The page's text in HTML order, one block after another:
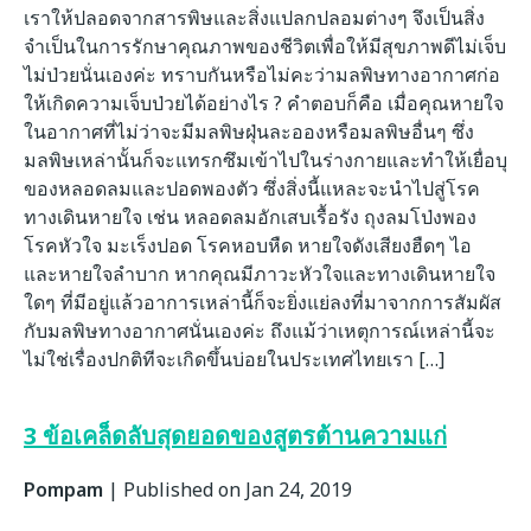
เราให้ปลอดจากสารพิษและสิ่งแปลกปลอมต่างๆ จึงเป็นสิ่ง
จำเป็นในการรักษาคุณภาพของชีวิตเพื่อให้มีสุขภาพดีไม่เจ็บ
ไม่ป่วยนั่นเองค่ะ ทราบกันหรือไม่คะว่ามลพิษทางอากาศก่อ
ให้เกิดความเจ็บป่วยได้อย่างไร ? คำตอบก็คือ เมื่อคุณหายใจ
ในอากาศที่ไม่ว่าจะมีมลพิษฝุ่นละอองหรือมลพิษอื่นๆ ซึ่ง
มลพิษเหล่านั้นก็จะแทรกซึมเข้าไปในร่างกายและทำให้เยื่อบุ
ของหลอดลมและปอดพองตัว ซึ่งสิ่งนี้แหละจะนำไปสู่โรค
ทางเดินหายใจ เช่น หลอดลมอักเสบเรื้อรัง ถุงลมโป่งพอง
โรคหัวใจ มะเร็งปอด โรคหอบหืด หายใจดังเสียงฮืดๆ ไอ
และหายใจลำบาก หากคุณมีภาวะหัวใจและทางเดินหายใจ
ใดๆ ที่มีอยู่แล้วอาการเหล่านี้ก็จะยิ่งแย่ลงที่มาจากการสัมผัส
กับมลพิษทางอากาศนั่นเองค่ะ ถึงแม้ว่าเหตุการณ์เหล่านี้จะ
ไม่ใช่เรื่องปกติทีจะเกิดขึ้นบ่อยในประเทศไทยเรา […]
3 ข้อเคล็ดลับสุดยอดของสูตรต้านความแก่
Pompam | Published on Jan 24, 2019